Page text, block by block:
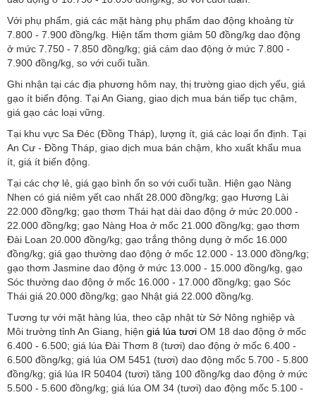
Với phụ phẩm, giá các mặt hàng phụ phẩm dao động khoảng từ
7.800 - 7.900 đồng/kg. Hiện tấm thơm giảm 50 đồng/kg dao động
ở mức 7.750 - 7.850 đồng/kg; giá cám dao động ở mức 7.800 -
7.900 đồng/kg, so với cuối tuần.
Ghi nhận tại các địa phương hôm nay, thị trường giao dịch yếu, giá
gạo ít biến động. Tại An Giang, giao dịch mua bán tiếp tục chậm,
giá gạo các loại vững.
Tại khu vực Sa Đéc (Đồng Tháp), lượng ít, giá các loại ổn định. Tại
An Cư - Đồng Tháp, giao dịch mua bán chậm, kho xuất khẩu mua
ít, giá ít biến động.
Tại các chợ lẻ, giá gạo bình ổn so với cuối tuần. Hiện gạo Nàng
Nhen có giá niêm yết cao nhất 28.000 đồng/kg; gạo Hương Lài
22.000 đồng/kg; gạo thơm Thái hạt dài dao động ở mức 20.000 -
22.000 đồng/kg; gạo Nàng Hoa ở mốc 21.000 đồng/kg; gạo thơm
Đài Loan 20.000 đồng/kg; gạo trắng thông dụng ở mốc 16.000
đồng/kg; giá gạo thường dao động ở mốc 12.000 - 13.000 đồng/kg;
gạo thơm Jasmine dao động ở mức 13.000 - 15.000 đồng/kg, gạo
Sóc thường dao động ở mốc 16.000 - 17.000 đồng/kg; gạo Sóc
Thái giá 20.000 đồng/kg; gạo Nhật giá 22.000 đồng/kg.
Tương tự với mặt hàng lúa, theo cập nhật từ Sở Nông nghiệp và
Môi trường tỉnh An Giang, hiện giá lúa tươi OM 18 dao động ở mốc
6.400 - 6.500; giá lúa Đài Thơm 8 (tươi) dao động ở mốc 6.400 -
6.500 đồng/kg; giá lúa OM 5451 (tươi) dao động mốc 5.700 - 5.800
đồng/kg; giá lúa IR 50404 (tươi) tăng 100 đồng/kg dao động ở mức
5.500 - 5.600 đồng/kg; giá lúa OM 34 (tươi) dao động mốc 5.100 -